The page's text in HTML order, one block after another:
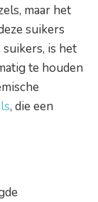
maar het
suikers
is het
te houden
, die een